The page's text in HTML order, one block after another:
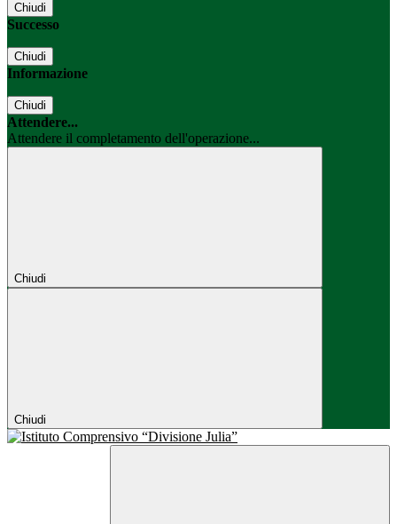
Chiudi
Successo
Chiudi
Informazione
Chiudi
Attendere...
Attendere il completamento dell'operazione...
Chiudi
Chiudi